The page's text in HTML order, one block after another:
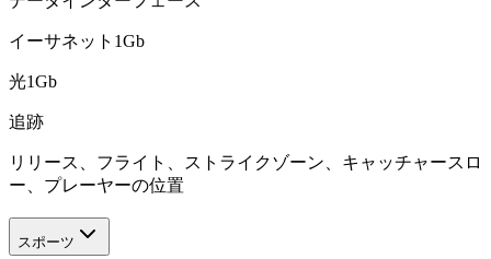
イーサネット1Gb
光1Gb
追跡
リリース、フライト、ストライクゾーン、キャッチャースロ
ー、プレーヤーの位置
スポーツ